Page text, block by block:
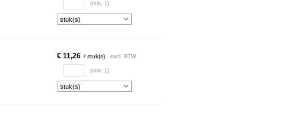
(min. 1)
€ 11,26 / stuk(s) excl. BTW
(min. 1)